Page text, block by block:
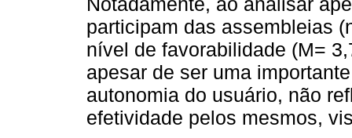
participam das assembleias
nível de favorabilidade (M=
apesar de ser uma
autonomia do usuário, não
efetividade pelos mesmos,